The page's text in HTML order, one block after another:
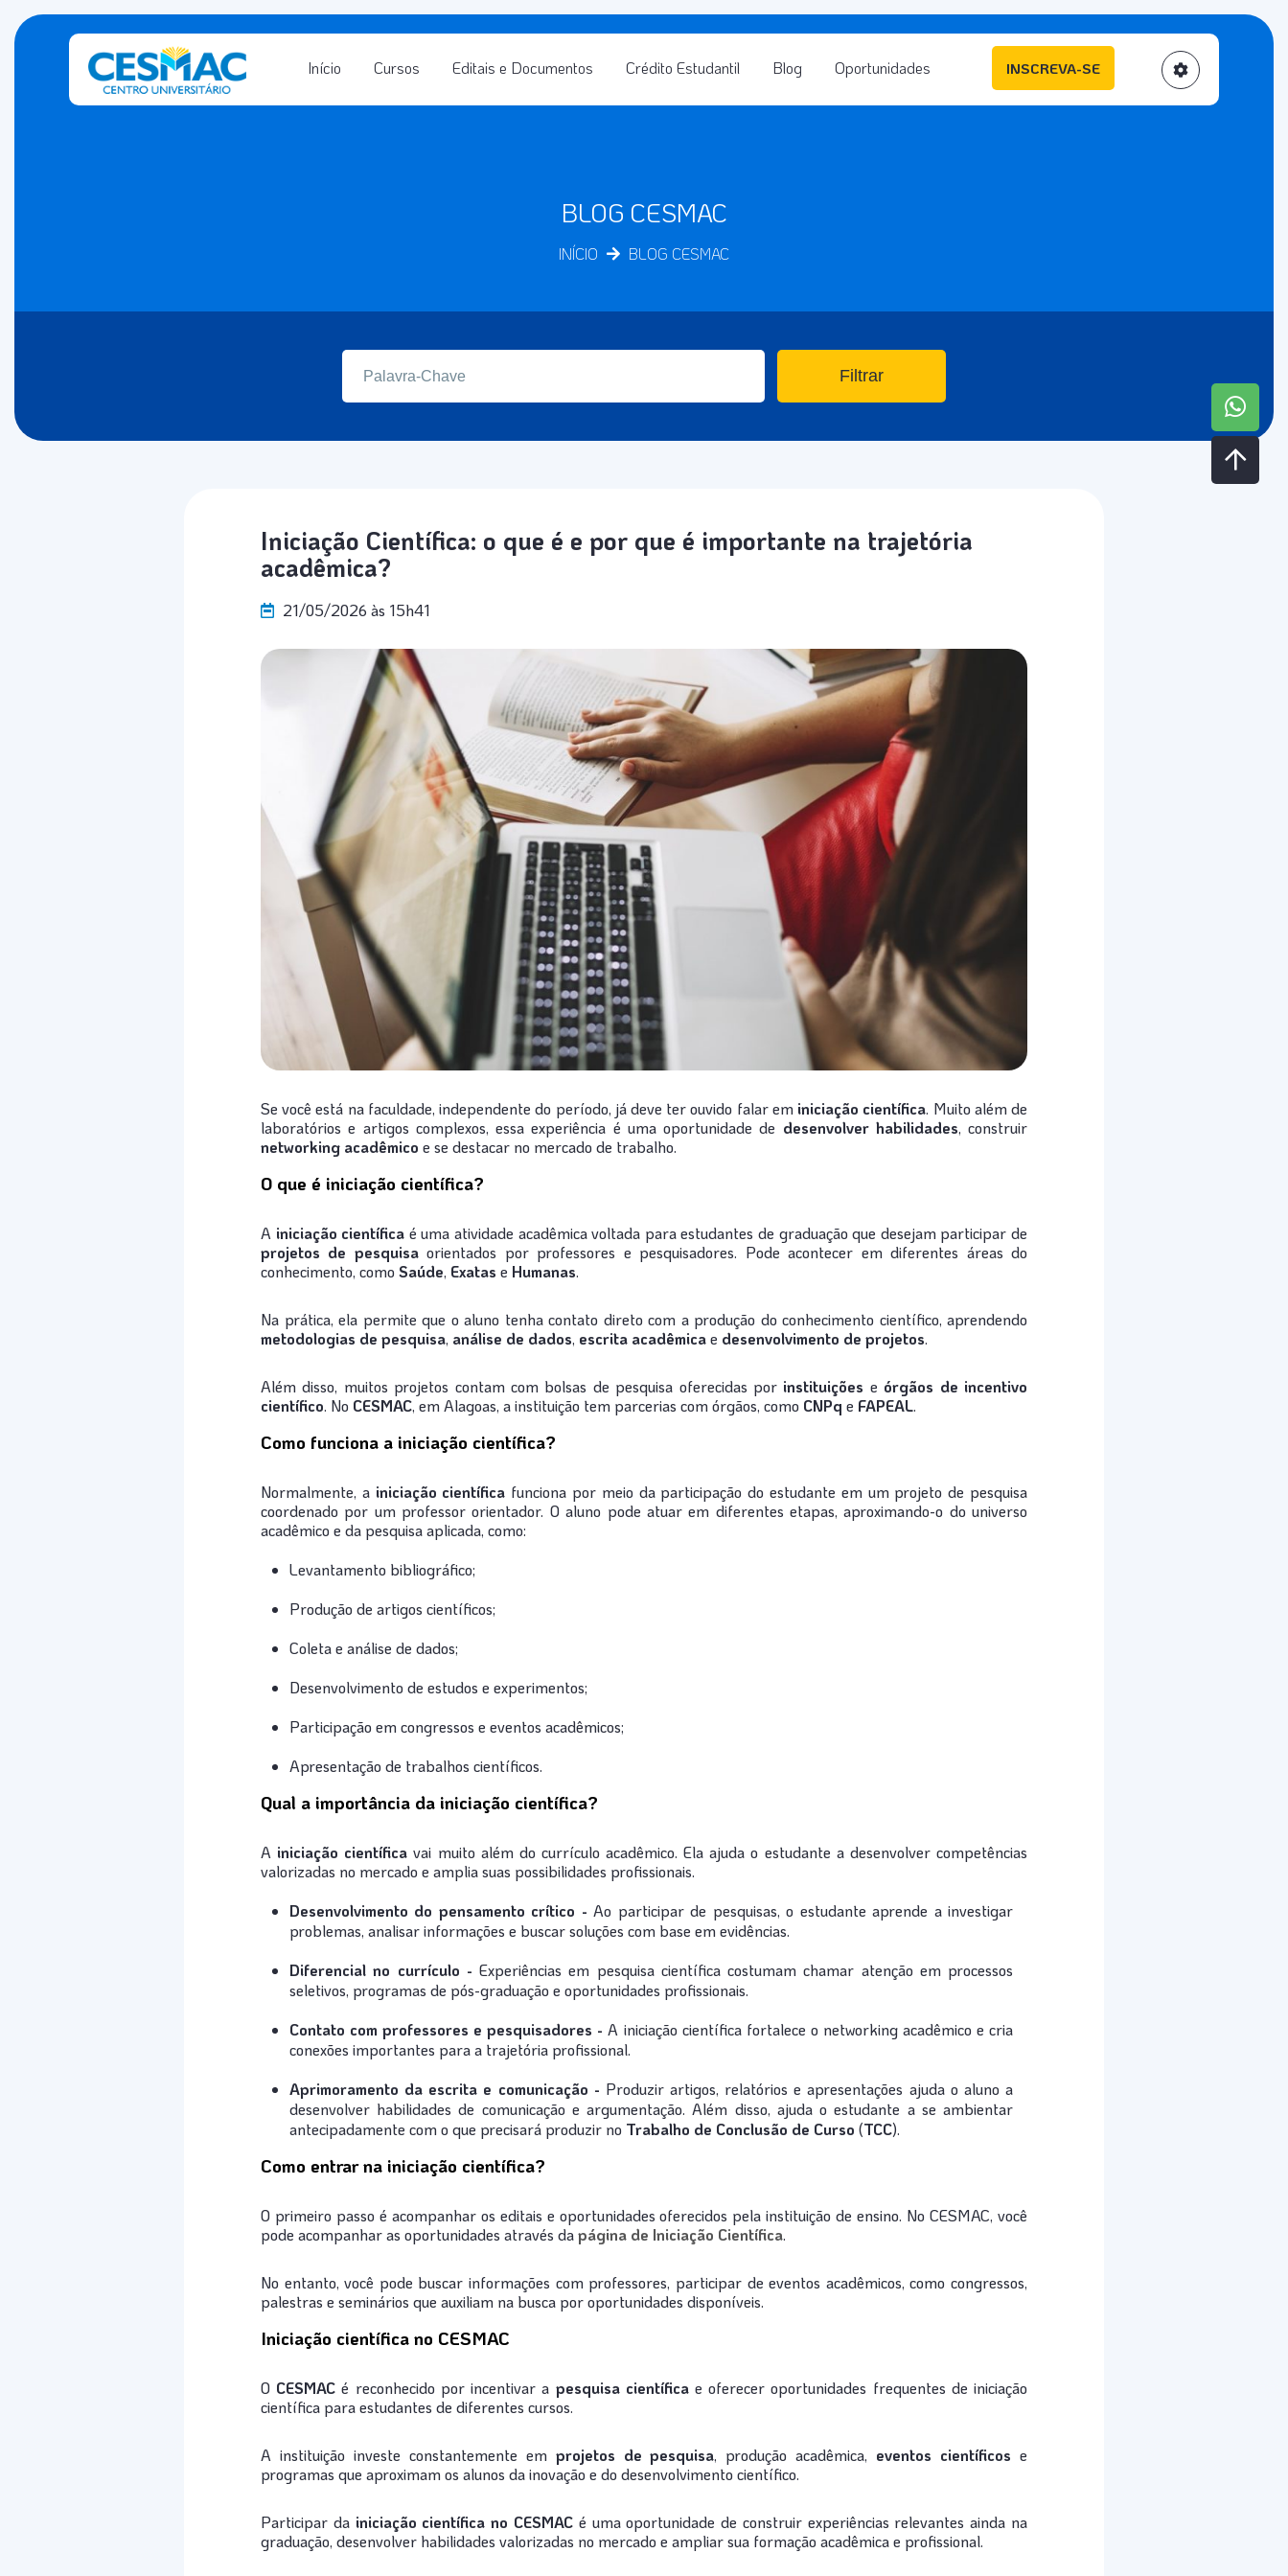
Início Cursos Editais e Documentos Crédito Estudantil Blog Oportunidades INSCREVA-SE
BLOG CESMAC
INÍCIO BLOG CESMAC
Filtrar
Iniciação Científica: o que é e por que é importante na trajetória
acadêmica?
21/05/2026 às 15h41
Se você está na faculdade, independente do período, já deve ter ouvido falar em iniciação científica. Muito além de
laboratórios e artigos complexos, essa experiência é uma oportunidade de desenvolver habilidades, construir
networking acadêmico e se destacar no mercado de trabalho.
O que é iniciação científica?
A iniciação científica é uma atividade acadêmica voltada para estudantes de graduação que desejam participar de
projetos de pesquisaorientados por professores e pesquisadores. Pode acontecer em diferentes áreas do
conhecimento, comoSaúde, Exatas e Humanas.
Na prática, ela permite que o aluno tenha contato direto com a produção do conhecimento científico, aprendendo
metodologias de pesquisa, análise de dados, escrita acadêmicae desenvolvimento de projetos.
Além disso, muitos projetos contam com bolsas de pesquisa oferecidas por instituições e órgãos de incentivo
científico. No CESMAC, em Alagoas, a instituição tem parcerias com órgãos, como CNPq e FAPEAL.
Como funciona a iniciação científica?
Normalmente, ainiciação científica funciona por meio da participação do estudante em um projeto de pesquisa
coordenado por um professor orientador. O aluno pode atuar em diferentes etapas, aproximando-o do universo
acadêmico e da pesquisa aplicada, como:
Levantamento bibliográfico;
Produção de artigos científicos;
Coleta e análise de dados;
Desenvolvimento de estudos e experimentos;
Participação em congressos e eventos acadêmicos;
Apresentação de trabalhos científicos.
Qual a importância da iniciação científica?
A iniciação científica vai muito além do currículo acadêmico. Ela ajuda o estudante a desenvolver competências
valorizadas no mercado e amplia suas possibilidades profissionais.
Desenvolvimento do pensamento crítico -Ao participar de pesquisas, o estudante aprende a investigar
problemas, analisar informações e buscar soluções com base em evidências.
Diferencial no currículo - Experiências em pesquisa científica costumam chamar atenção em processos
seletivos, programas de pós-graduação e oportunidades profissionais.
Contato com professores e pesquisadores -A iniciação científica fortalece o networking acadêmico e cria
conexões importantes para a trajetória profissional.
Aprimoramento da escrita e comunicação - Produzir artigos, relatórios e apresentações ajuda o aluno a
desenvolver habilidades de comunicação e argumentação. Além disso, ajuda o estudante a se ambientar
antecipadamente com o que precisará produzir no Trabalho de Conclusão de Curso (TCC).
Como entrar na iniciação científica?
O primeiro passo é acompanhar os editais e oportunidades oferecidos pela instituição de ensino. No CESMAC, você
pode acompanhar as oportunidades através dapágina de Iniciação Científica.
No entanto, você pode buscar informações com professores, participar de eventos acadêmicos, como congressos,
palestras e seminários que auxiliam na busca por oportunidades disponíveis.
Iniciação científica no CESMAC
O CESMAC é reconhecido por incentivar a pesquisa científicae oferecer oportunidades frequentes de iniciação
científica para estudantes de diferentes cursos.
A instituição investe constantemente em projetos de pesquisa, produção acadêmica, eventos científicos e
programas que aproximam os alunos da inovação e do desenvolvimento científico.
Participar da iniciação científica no CESMACé uma oportunidade de construir experiências relevantes ainda na
graduação, desenvolver habilidades valorizadas no mercado e ampliar sua formação acadêmica e profissional.